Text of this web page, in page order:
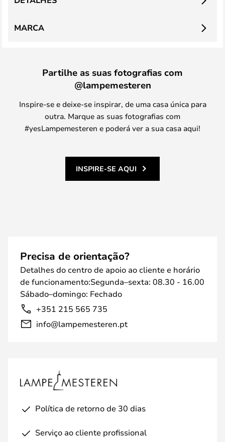
MARCA
Partilhe as suas fotografias com
@lampemesteren
Inspire-se e deixe-se inspirar, de uma casa única para
outra. Marque as suas fotografias com
#yesLampemesteren e poderá ver a sua casa aqui!
INSPIRE-SE AQUI
Precisa de orientação?
Detalhes do centro de apoio ao cliente e horário
de funcionamento:Segunda–sexta: 08.30 - 16.00
Sábado–domingo: Fechado
+351 215 565 735
info@lampemesteren.pt
Política de retorno de 30 dias
Serviço ao cliente profissional